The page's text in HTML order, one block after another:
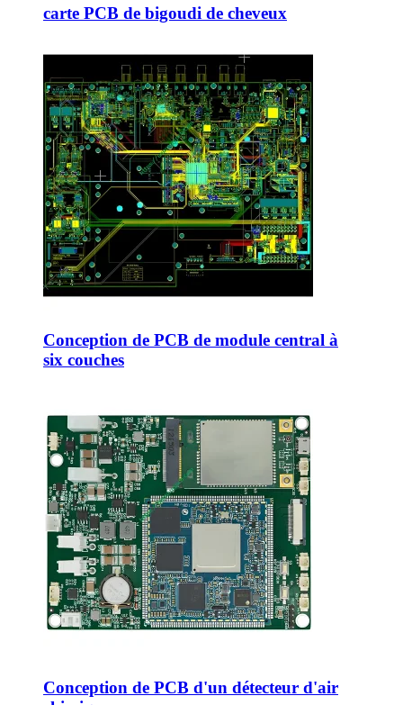
carte PCB de bigoudi de cheveux
Conception de PCB de module central à
six couches
Conception de PCB d'un détecteur d'air